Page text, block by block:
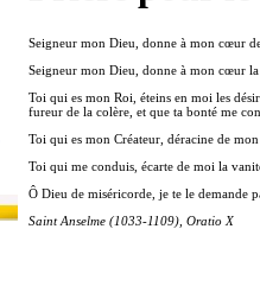
Seigneur mon Dieu, donne à mon cœur
Seigneur mon Dieu, donne à mon cœur la
Toi qui es mon Roi, éteins en moi les
fureur de la colère, et que ta bonté me
Toi qui es mon Créateur, déracine de
Toi qui me conduis, écarte de moi la
Ô Dieu de miséricorde, je te le demande
Saint Anselme (1033-1109), Oratio X